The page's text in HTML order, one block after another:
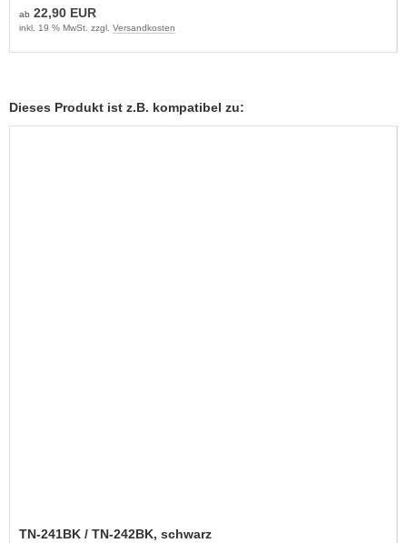
ab 22,90 EUR
inkl. 19 % MwSt. zzgl. Versandkosten
Dieses Produkt ist z.B. kompatibel zu:
TN-241BK / TN-242BK, schwarz